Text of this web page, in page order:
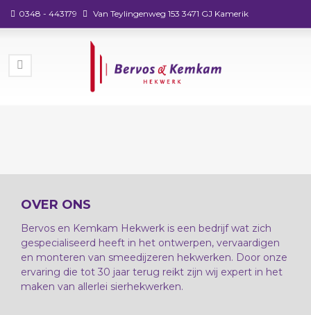
0348 - 443179 Van Teylingenweg 153 3471 GJ Kamerik
OVER ONS
Bervos en Kemkam Hekwerk is een bedrijf wat zich
gespecialiseerd heeft in het ontwerpen, vervaardigen
en monteren van smeedijzeren hekwerken. Door onze
ervaring die tot 30 jaar terug reikt zijn wij expert in het
maken van allerlei sierhekwerken.